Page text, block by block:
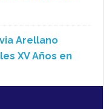
Arellano
XV Años en